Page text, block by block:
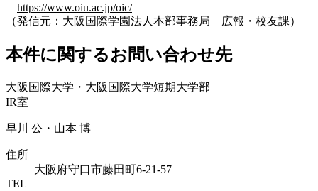
https://www.oiu.ac.jp/oic/
（発信元：大阪国際学園法人本部事務局 広報・校友課）
本件に関するお問い合わせ先
大阪国際大学・大阪国際大学短期大学部
IR室
早川 公・山本 博
住所
大阪府守口市藤田町6-21-57
TEL